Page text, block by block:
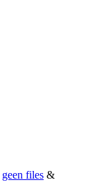
geen files &